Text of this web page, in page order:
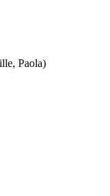
Paola)